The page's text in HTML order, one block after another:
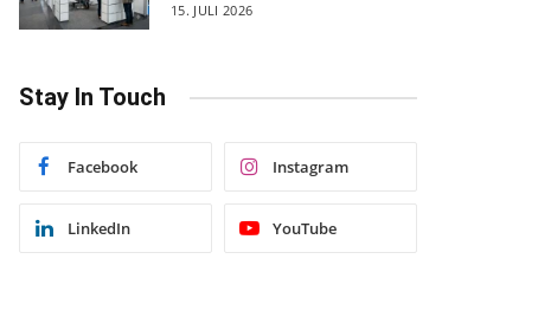
15. JULI 2026
Stay In Touch
Facebook Instagram
LinkedIn YouTube